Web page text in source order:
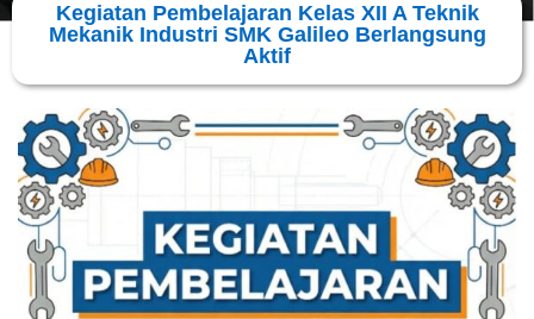
Kegiatan Pembelajaran Kelas XII A Teknik
Mekanik Industri SMK Galileo Berlangsung
Aktif